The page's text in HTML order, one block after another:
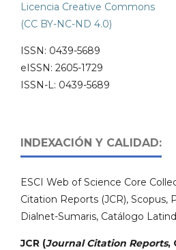
Licencia Creative Commons
(CC BY-NC-ND 4.0)
ISSN: 0439-5689
eISSN: 2605-1729
ISSN-L: 0439-5689
INDEXACIÓN Y CALIDAD:
ESCI Web of Science Core
Citation Reports (JCR), Scopus,
Dialnet-Sumaris, Catálogo
JCR (Journal Citation Reports,